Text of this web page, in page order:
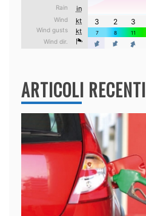
ARTICOLI RECENTI